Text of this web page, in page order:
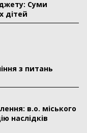
Суми
дітей
з питань
в.о. міського
наслідків